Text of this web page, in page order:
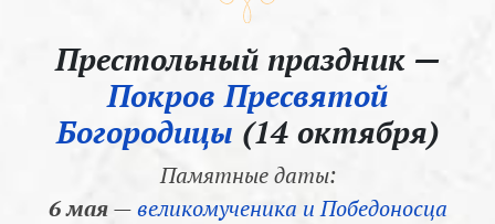
Престольный праздник —
Покров Пресвятой
Богородицы (14 октября)
Памятные даты:
6 мая—великомученика и Победоносца